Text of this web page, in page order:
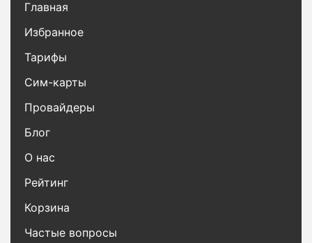
Главная
Избранное
Тарифы
Сим-карты
Провайдеры
Блог
О нас
Рейтинг
Корзина
Частые вопросы